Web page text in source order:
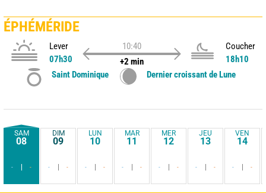
ÉPHÉMÉRIDE
Lever
07h30
10:40
+2 min
Coucher
18h10
Saint Dominique
Dernier croissant de Lune
SAM
08
- -
DIM
09
- -
LUN
10
- -
MAR
11
- -
MER
12
- -
JEU
13
- -
VEN
14
- -